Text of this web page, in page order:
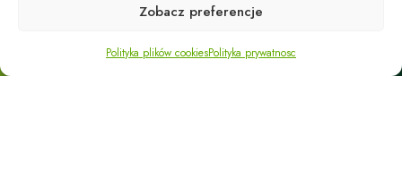
Zobacz preferencje
Polityka plików cookiesPolityka prywatnosc
biuro@eco-energy24.pl
Adres siedziby: